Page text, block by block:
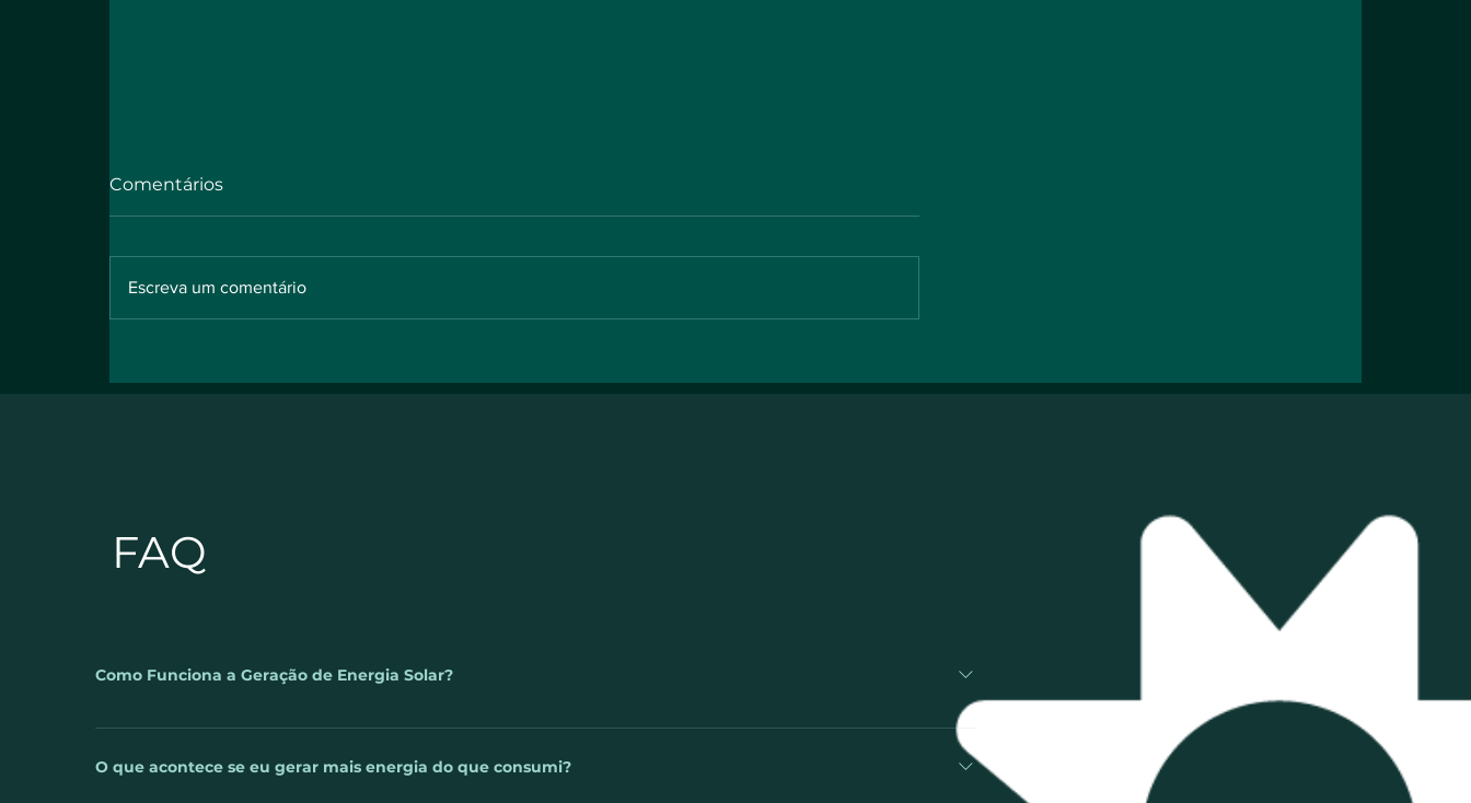
SOLAR NÃO FAZ | WB
fotovoltaico no
solar pode reduzir os
Comentários
Escreva um comentário
FAQ
Como Funciona a Geração de Energia Solar?
A luz do sol é captada pelos painéis fotovoltaicos. Para que isso ocorra, os painéis são instalados sobre o seu
sua rede elétrica, assim você poderá usa-lá desde a sua cafeteira até uma grande máquina industrial. Se nem toda a
O que acontece se eu gerar mais energia do que consumi?